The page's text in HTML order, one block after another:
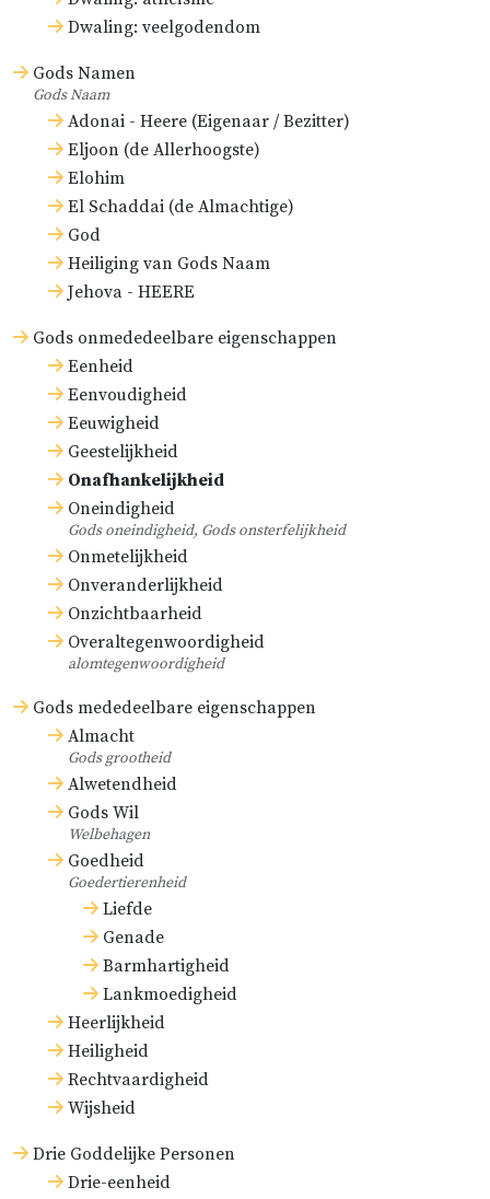
Dwaling: veelgodendom
Gods Namen
Gods Naam
Adonai - Heere (Eigenaar / Bezitter)
Eljoon (de Allerhoogste)
Elohim
El Schaddai (de Almachtige)
God
Heiliging van Gods Naam
Jehova - HEERE
Gods onmededeelbare eigenschappen
Eenheid
Eenvoudigheid
Eeuwigheid
Geestelijkheid
Onafhankelijkheid
Oneindigheid
Gods oneindigheid, Gods onsterfelijkheid
Onmetelijkheid
Onveranderlijkheid
Onzichtbaarheid
Overaltegenwoordigheid
alomtegenwoordigheid
Gods mededeelbare eigenschappen
Almacht
Gods grootheid
Alwetendheid
Gods Wil
Welbehagen
Goedheid
Goedertierenheid
Liefde
Genade
Barmhartigheid
Lankmoedigheid
Heerlijkheid
Heiligheid
Rechtvaardigheid
Wijsheid
Drie Goddelijke Personen
Drie-eenheid